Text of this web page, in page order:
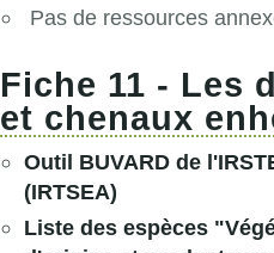
Pas de ressources
Fiche 11 - Les
et chenaux
Outil BUVARD de
(IRTSEA)
Liste des espèces